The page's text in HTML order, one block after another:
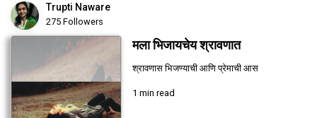
Trupti Naware
275 Followers
मला भिजायचेय श्रावणात
श्रावणास भिजण्याची आणि प्रेमाची आस
1 min read